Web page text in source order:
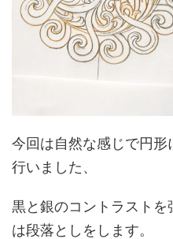
今回は自然な感じで円
行いました、
黒と銀のコントラスト
は段落としをします。